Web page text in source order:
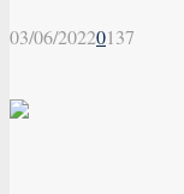
03/06/20220137